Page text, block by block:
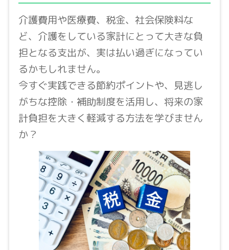
介護費用や医療費、税金、社会保険料な
ど、介護をしている家計にとって大きな負
担となる支出が、実は払い過ぎになってい
るかもしれません。
今すぐ実践できる節約ポイントや、見逃し
がちな控除・補助制度を活用し、将来の家
計負担を大きく軽減する方法を学びません
か？